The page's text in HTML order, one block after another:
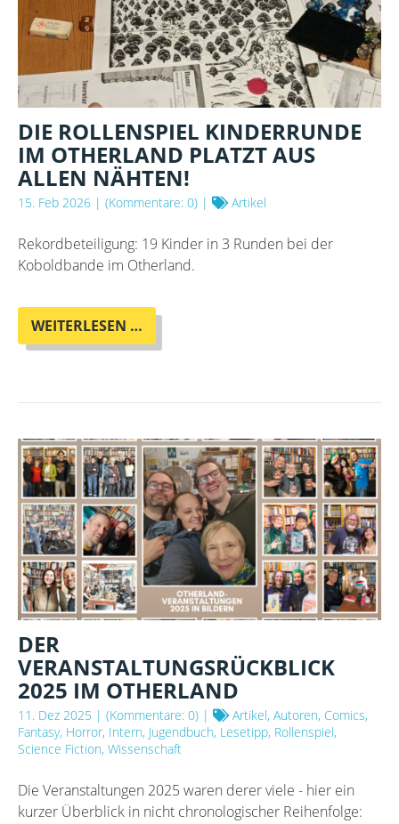
DIE ROLLENSPIEL KINDERRUNDE
IM OTHERLAND PLATZT AUS
ALLEN NÄHTEN!
15. Feb 2026 | (Kommentare: 0) | Artikel
Rekordbeteiligung: 19 Kinder in 3 Runden bei der
Koboldbande im Otherland.
WEITERLESEN …
ROLLENSPIEL
OTHERLAND
AUS
ALLEN
NÄHTEN!
DER
VERANSTALTUNGSRÜCKBLICK
2025 IM OTHERLAND
11. Dez 2025 | (Kommentare: 0) |
Artikel, Autoren, Comics,
Fantasy, Horror, Intern, Jugendbuch, Lesetipp, Rollenspiel,
Science Fiction, Wissenschaft
Die Veranstaltungen 2025 waren derer viele - hier ein
kurzer Überblick in nicht chronologischer Reihenfolge: